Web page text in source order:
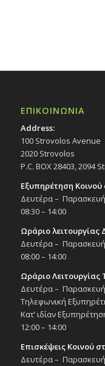
ΕΠΙΚΟΙΝΩΝΙΑ
Address:
100 Strovolos Avenue
2020 Strovolos
P.C. BOX 28403, 2094
Εξυπηρέτηση
Δευτέρα –
08:30 – 14:00
Ωράριο λειτουργίας
Δευτέρα –
08:00 – 14:00
Ωράριο Λειτουργίας
Δευτέρα –
Τηλεφωνική
Κατ’ ιδίαν
12:00 – 14:00
Επισκέψεις Κοινού
Δευτέρα –